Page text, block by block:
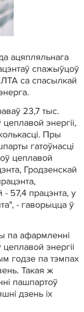
ацяпляльнага
спажыўцоў
са спасылкай
23,7 тыс.
энергіі,
Пры
гатоўнасці
цеплавой
Гродзенскай
- 57,4 працэнта, у
- гаворыцца ў
па афармленні
энергіі
годзе па тэмпах
Такая ж
пашпартоў
дзень іх